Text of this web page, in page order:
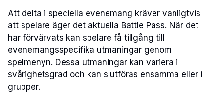
Att delta i speciella evenemang kräver vanligtvis
att spelare äger det aktuella Battle Pass. När det
har förvärvats kan spelare få tillgång till
evenemangsspecifika utmaningar genom
spelmenyn. Dessa utmaningar kan variera i
svårighetsgrad och kan slutföras ensamma eller i
grupper.